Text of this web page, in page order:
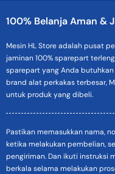
100% Belanja Aman &
Mesin HL Store adalah pusat
jaminan 100% sparepart
sparepart yang Anda butuhkan
brand alat perkakas terbesar,
untuk produk yang dibeli.
Pastikan memasukkan nama,
ketika melakukan pembelian,
pengiriman. Dan ikuti instruksi
berkala selama melakukan